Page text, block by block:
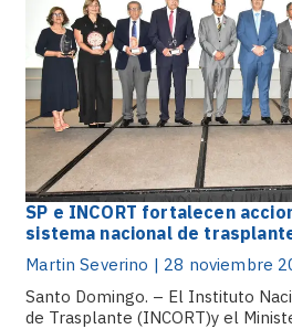
SP e INCORT fortalecen
sistema nacional de
Martin Severino | 28 noviembre
Santo Domingo. – El Instituto
de Trasplante (INCORT)y el